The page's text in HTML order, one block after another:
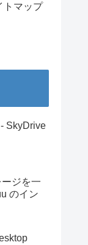
トマップ
- SkyDrive
ジを一
のイン